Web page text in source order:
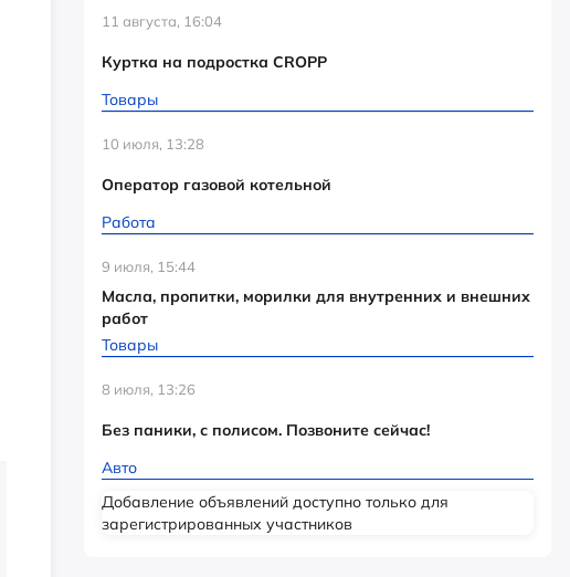
11 августа, 16:04
Куртка на подростка CROPP
Товары
10 июля, 13:28
Оператор газовой котельной
Работа
9 июля, 15:44
Масла, пропитки, морилки для внутренних и внешних
работ
Товары
8 июля, 13:26
Без паники, с полисом. Позвоните сейчас!
Авто
Добавление объявлений доступно только для
зарегистрированных участников